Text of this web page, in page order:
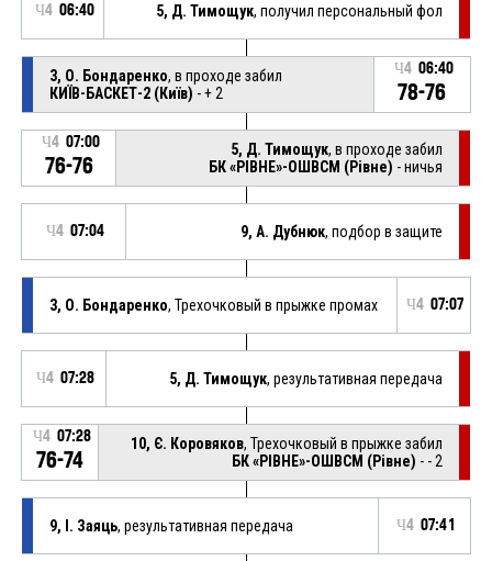
Ч4 06:40 5, Д. Тимощук, получил персональный фол
3, О. Бондаренко, в проходе забил
КИЇВ-БАСКЕТ-2 (Київ) - + 2
Ч4 06:40
78-76
Ч4 07:00
76-76
5, Д. Тимощук, в проходе забил
БК «РІВНЕ»-ОШВСМ (Рівне) - ничья
Ч4 07:04 9, А. Дубнюк, подбор в защите
3, О. Бондаренко, Трехочковый в прыжке промах Ч4 07:07
Ч4 07:28 5, Д. Тимощук, результативная передача
Ч4 07:28
76-74
10, Є. Коровяков, Трехочковый в прыжке забил
БК «РІВНЕ»-ОШВСМ (Рівне) - - 2
9, І. Заяць, результативная передача Ч4 07:41